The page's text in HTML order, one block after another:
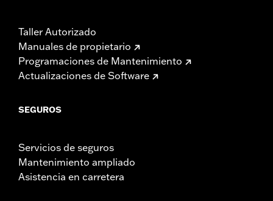
Taller Autorizado
Manuales de propietario
Programaciones de Mantenimiento
Actualizaciones de Software
SEGUROS
Servicios de seguros
Mantenimiento ampliado
Asistencia en carretera